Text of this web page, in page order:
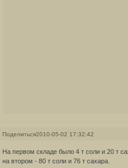
Поделиться2010-05-02 17:32:42
На первом складе было 4 т соли и 20 т
на втором - 80 т соли и 76 т сахара.